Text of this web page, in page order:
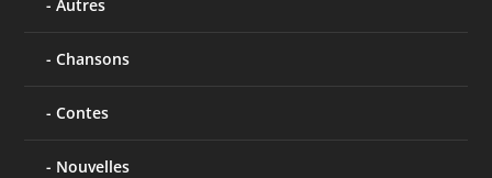
Autres
Chansons
Contes
Nouvelles